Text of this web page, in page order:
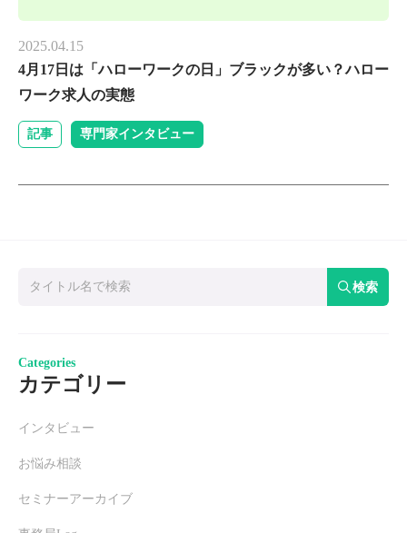
2025.04.15
4月17日は「ハローワークの日」ブラックが多い？ハロー
ワーク求人の実態
記事 専門家インタビュー
検索
Categories
カテゴリー
インタビュー
お悩み相談
セミナーアーカイブ